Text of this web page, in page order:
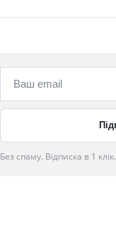
Без спаму. Відписка в 1 клік.